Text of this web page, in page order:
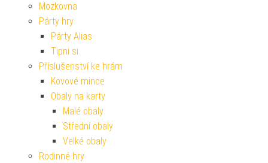
Mozkovna
Párty hry
Párty Alias
Tipni si
Příslušenství ke hrám
Kovové mince
Obaly na karty
Malé obaly
Střední obaly
Velké obaly
Rodinné hry